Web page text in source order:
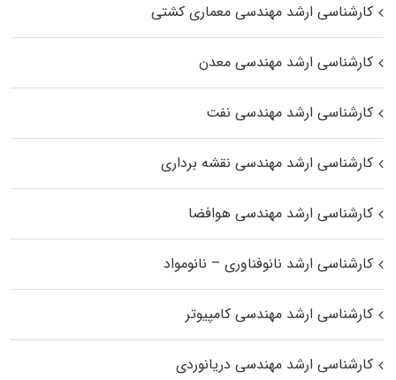
کارشناسی ارشد مهندسی معماری کشتی
کارشناسی ارشد مهندسی معدن
کارشناسی ارشد مهندسی نفت
کارشناسی ارشد مهندسی نقشه برداری
کارشناسی ارشد مهندسی هوافضا
کارشناسی ارشد نانوفناوری – نانومواد
کارشناسی ارشد مهندسی کامپیوتر
کارشناسی ارشد مهندسی دریانوردی